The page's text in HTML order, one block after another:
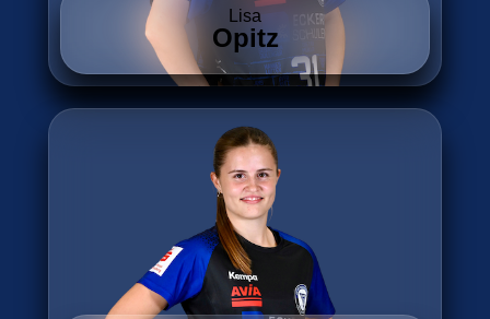
Lisa
Opitz